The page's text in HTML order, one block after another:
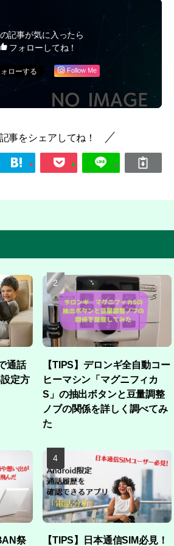
記事が気に入ったら
フォローしてね！
Follow Me
事をシェアしてね！
通話
定方
【TIPS】デロンギ全自動コー
ヒーマシン「マグニフィカ
S」の抽出ボタンと豆量調整
ノブの関係を詳しく調べてみ
た
祭
【TIPS】日本通信SIM必見！